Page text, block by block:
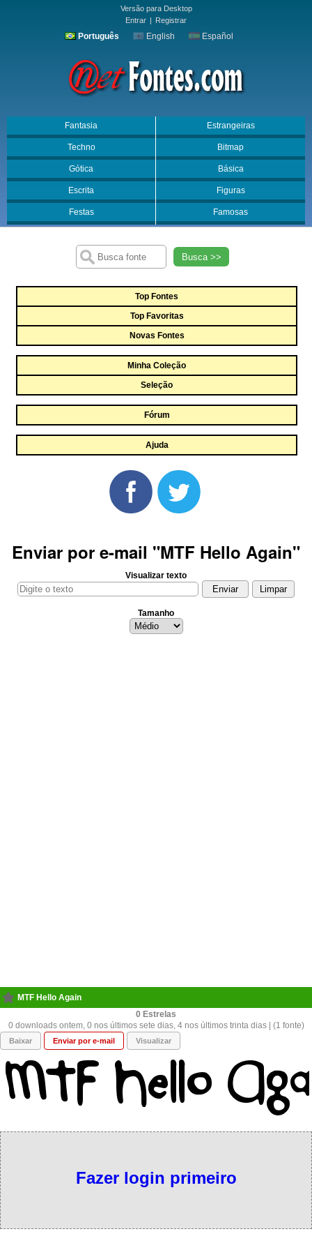
Versão para Desktop
Entrar | Registrar
Português English Español
Fantasia Estrangeiras
Techno Bitmap
Gótica Básica
Escrita Figuras
Festas Famosas
Busca >>
Top Fontes
Top Favoritas
Novas Fontes
Minha Coleção
Seleção
Fórum
Ajuda
Enviar por e-mail "MTF Hello Again"
Visualizar texto
Tamanho
MTF Hello Again
0
0 downloads ontem, 0 nos últimos sete dias, 4 nos últimos trinta dias | (1 fonte)
Baixar Enviar por e-mail Visualizar
Fazer login primeiro